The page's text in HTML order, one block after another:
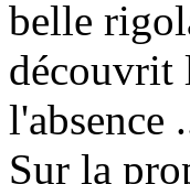
belle
découvrit
l'absence
Sur la